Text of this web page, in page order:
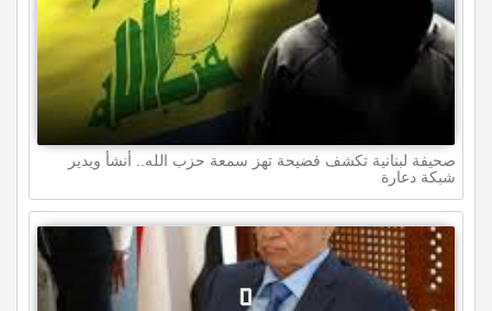
صحيفة لبنانية تكشف فضيحة تهز سمعة حزب الله.. أنشأ ويدير
شبكة دعارة